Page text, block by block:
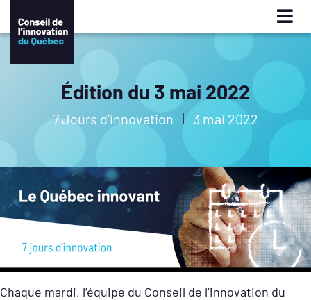
Édition du 3 mai 2022
7 Jours d’innovation 3 mai 2022
Chaque mardi, l’équipe du Conseil de l’innovation du